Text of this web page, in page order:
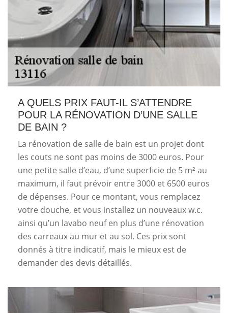
A QUELS PRIX FAUT-IL S’ATTENDRE
POUR LA RÉNOVATION D’UNE SALLE
DE BAIN ?
La rénovation de salle de bain est un projet dont
les couts ne sont pas moins de 3000 euros. Pour
une petite salle d’eau, d’une superficie de 5 m² au
maximum, il faut prévoir entre 3000 et 6500 euros
de dépenses. Pour ce montant, vous remplacez
votre douche, et vous installez un nouveaux w.c.
ainsi qu’un lavabo neuf en plus d’une rénovation
des carreaux au mur et au sol. Ces prix sont
donnés à titre indicatif, mais le mieux est de
demander des devis détaillés.